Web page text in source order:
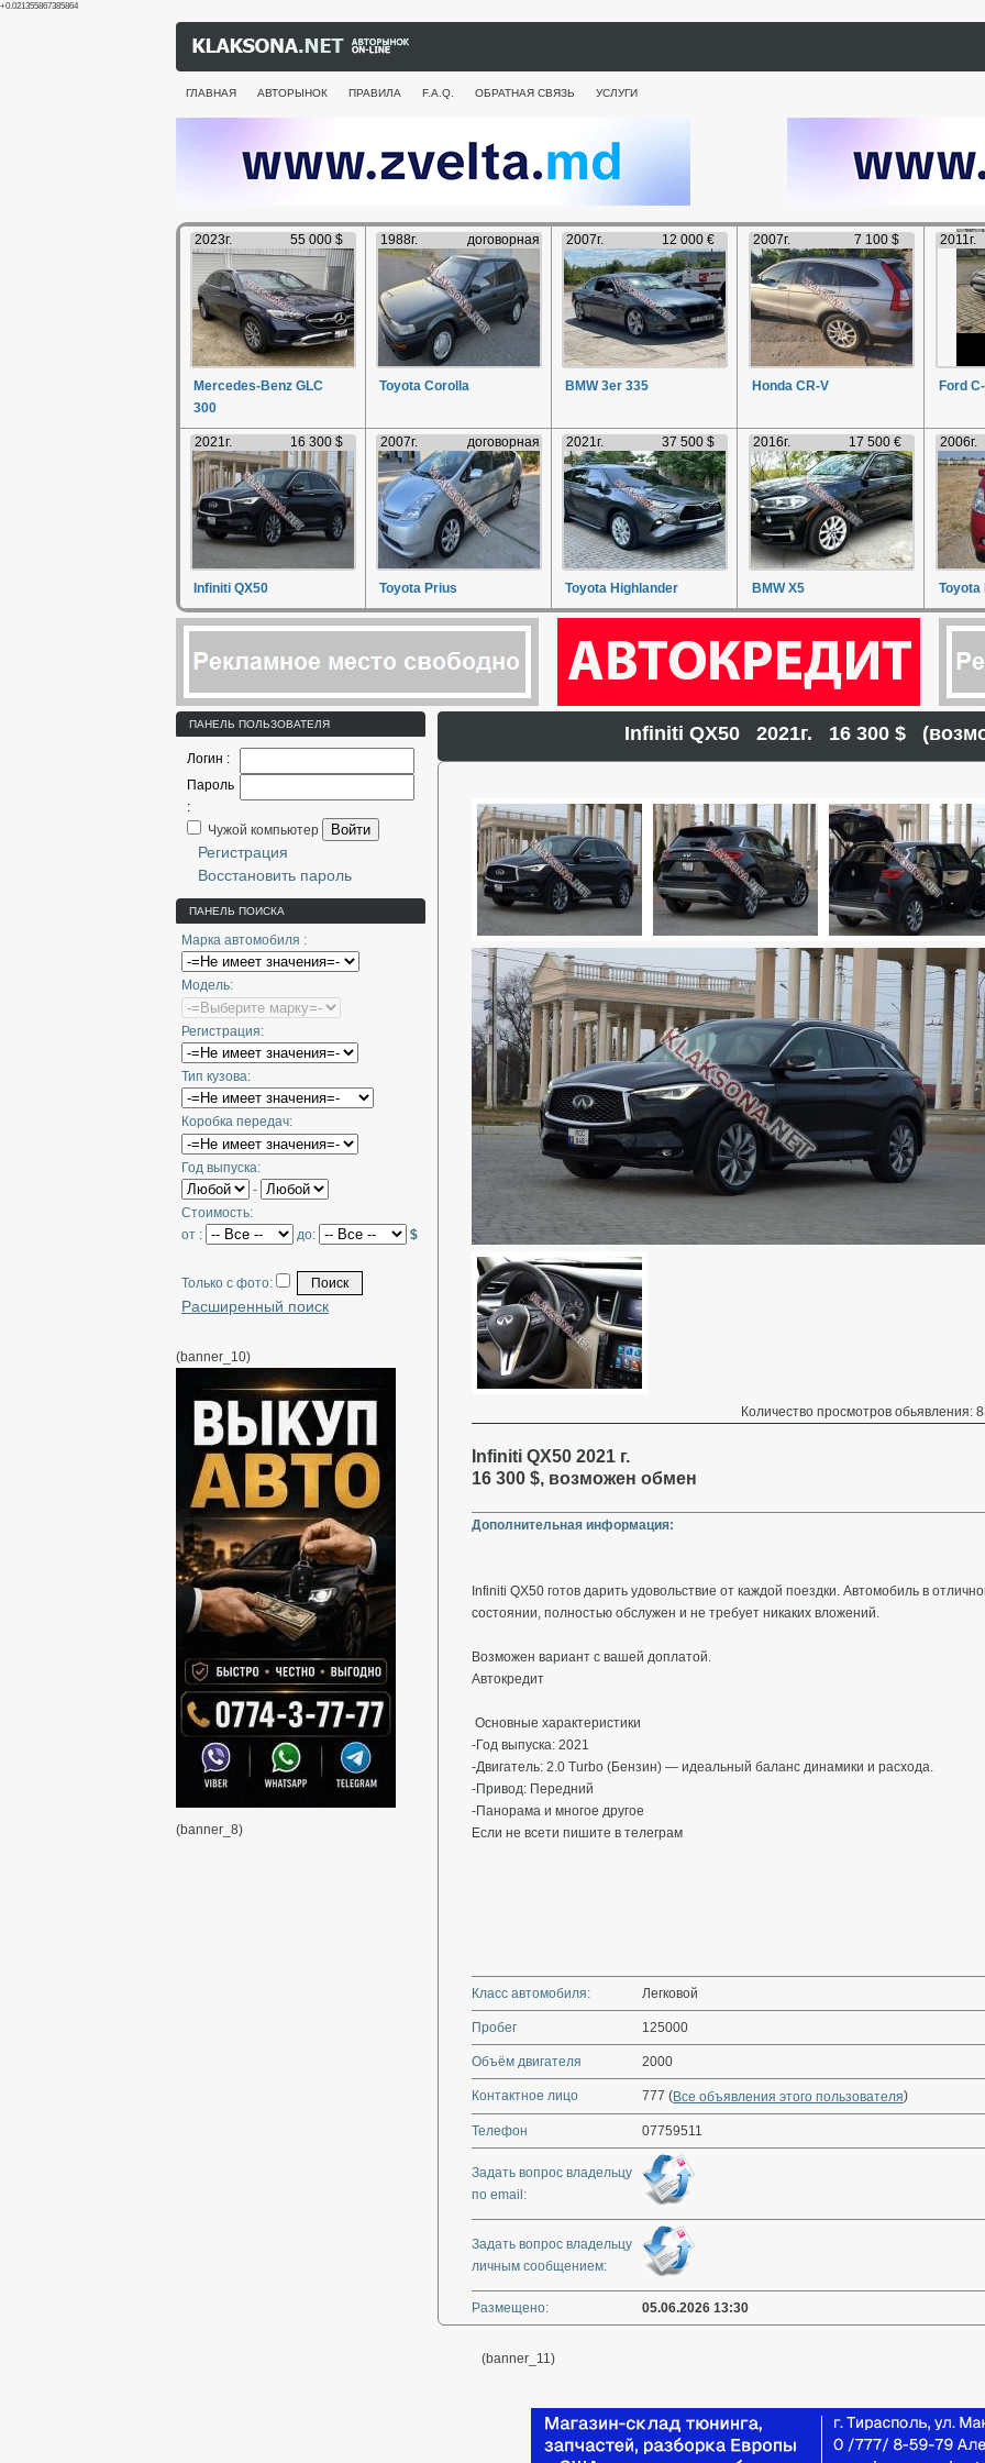
+0.021355867385864
ГЛАВНАЯ АВТОРЫНОК ПРАВИЛА F.A.Q. ОБРАТНАЯ СВЯЗЬ УСЛУГИ
2023г. 55 000 $
Mercedes-Benz GLC
300
1988г. договорная
Toyota Corolla
2007г. 12 000 €
BMW 3er 335
2007г. 7 100 $
Honda CR-V
2011г.
Ford
2021г. 16 300 $
Infiniti QX50
2007г. договорная
Toyota Prius
2021г. 37 500 $
Toyota Highlander
2016г. 17 500 €
BMW X5
2006г.
Toyota
ПАНЕЛЬ ПОЛЬЗОВАТЕЛЯ
Логин :
Пароль
:
Чужой компьютер
Войти
Регистрация
Восстановить пароль
ПАНЕЛЬ ПОИСКА
Марка автомобиля :
Модель:
Регистрация:
Тип кузова:
Коробка передач:
Год выпуска:
-
Стоимость:
от :
до: $
Только с фото:
Расширенный поиск
(banner_10)
(banner_8)
Infiniti QX50 2021г. 16 300 $
Количество просмотров обьявления:
Infiniti QX50 2021 г.
16 300 $, возможен обмен
Дополнительная информация:
Infiniti QX50 готов дарить удовольствие от каждой поездки. Автомобиль в
состоянии, полностью обслужен и не требует никаких вложений.
​Возможен вариант с вашей доплатой.
​Автокредит
​ Основные характеристики
-​Год выпуска: 2021
-​Двигатель: 2.0 Turbo (Бензин) — идеальный баланс динамики и расхода.
-​Привод: Передний
-Панорама и многое другое
Если не всети пишите в телеграм
Класс автомобиля: Легковой
Пробег 125000
Объём двигателя 2000
Контактное лицо 777 (Все объявления этого пользователя)
Телефон 07759511
Задать вопрос владельцу
по email:
Задать вопрос владельцу
личным сообщением:
Размещено: 05.06.2026 13:30
(banner_11)